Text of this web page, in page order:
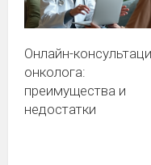
Онлайн-
онколога:
преимущества и
недостатки